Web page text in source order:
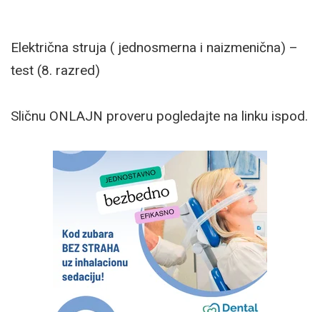
Električna struja ( jednosmerna i naizmenična) –
test (8. razred)
Sličnu ONLAJN proveru pogledajte na linku ispod.